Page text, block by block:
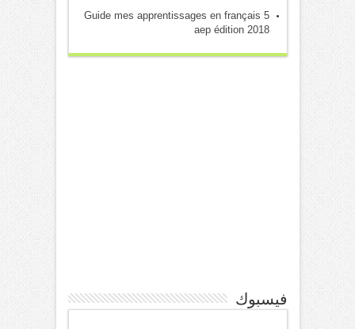
Guide mes apprentissages en français 5
aep édition 2018
فيسبوك